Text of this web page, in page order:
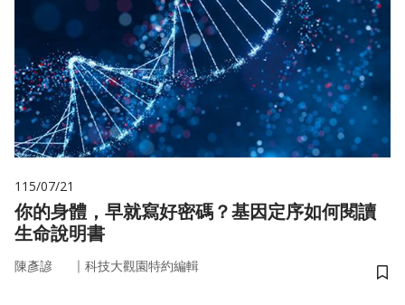
115/07/21
你的身體，早就寫好密碼？基因定序如何閱讀
生命說明書
陳彥諺 ｜ 科技大觀園特約編輯
儲